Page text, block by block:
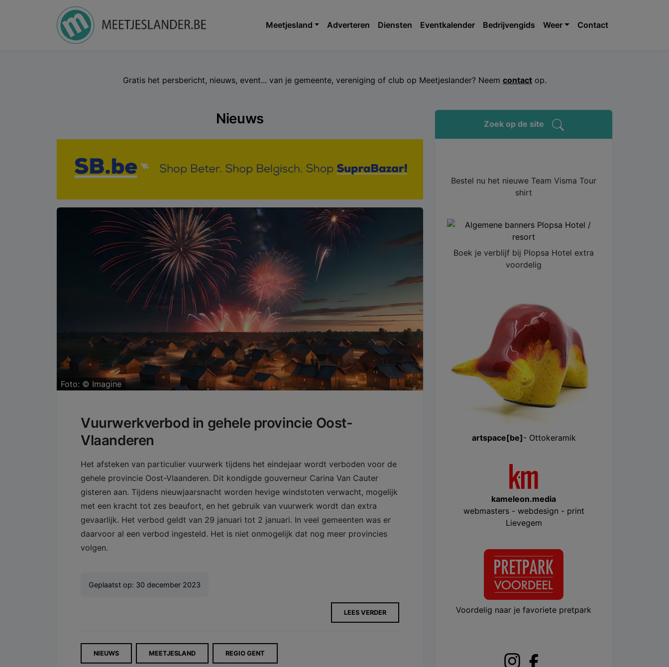
Meetjesland Adverteren Diensten Eventkalender Bedrijvengids Weer Contact
Gratis het persbericht, nieuws, event... van je gemeente, vereniging of club op Meetjeslander? Neem contactop.
Nieuws
Foto: © Imagine
Vuurwerkverbod in gehele provincie Oost-
Vlaanderen
Het afsteken van particulier vuurwerk tijdens het eindejaar wordt verboden voor de
gehele provincie Oost-Vlaanderen. Dit kondigde gouverneur Carina Van Cauter
gisteren aan. Tijdens nieuwjaarsnacht worden hevige windstoten verwacht, mogelijk
met een kracht tot zes beaufort, en het gebruik van vuurwerk wordt dan extra
gevaarlijk. Het verbod geldt van 29 januari tot 2 januari. In veel gemeenten was er
daarvoor al een verbod ingesteld. Het is niet onmogelijk dat nog meer provincies
volgen.
Geplaatst op: 30 december 2023
LEES VERDER
NIEUWS MEETJESLAND REGIO GENT
Zoek op de site
Bestel nu het nieuwe Team Visma Tour
shirt
Boek je verblijf bij Plopsa Hotel extra
voordelig
artspace[be]- Ottokeramik
kameleon.media
webmasters - webdesign - print
Lievegem
Voordelig naar je favoriete pretpark